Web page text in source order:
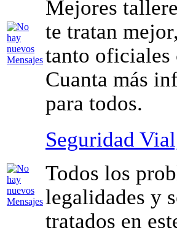
Mejores
te tratan
tanto oficiales
Cuanta más
para todos.
Seguridad
Todos los
legalidades y
tratados en